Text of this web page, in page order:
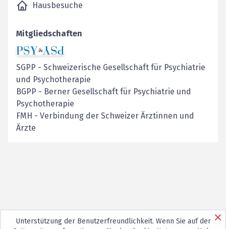
Hausbesuche
Mitgliedschaften
SGPP - Schweizerische Gesellschaft für Psychiatrie
und Psychotherapie
BGPP - Berner Gesellschaft für Psychiatrie und
Psychotherapie
FMH - Verbindung der Schweizer Ärztinnen und
Ärzte
Unterstützung der Benutzerfreundlichkeit. Wenn Sie auf der